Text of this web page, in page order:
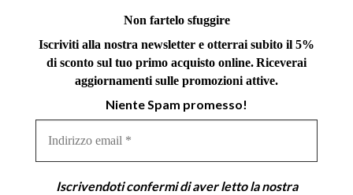
Non fartelo sfuggire
Iscriviti alla nostra newsletter e otterrai subito il 5%
di sconto sul tuo primo acquisto online.Riceverai
aggiornamenti sulle promozioni attive.
Niente Spam promesso!
email
Iscrivendoti confermi di aver letto la nostra